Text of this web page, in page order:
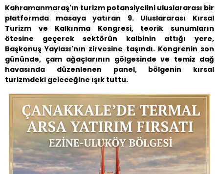
Kahramanmaraş'ın turizm potansiyelini uluslararası bir
platformda masaya yatıran 9. Uluslararası Kırsal
Turizm ve Kalkınma Kongresi, teorik sunumların
ötesine geçerek sektörün kalbinin attığı yere,
Başkonuş Yaylası'nın zirvesine taşındı. Kongrenin son
gününde, çam ağaçlarının gölgesinde ve temiz dağ
havasında düzenlenen panel, bölgenin kırsal
turizmdeki geleceğine ışık tuttu.